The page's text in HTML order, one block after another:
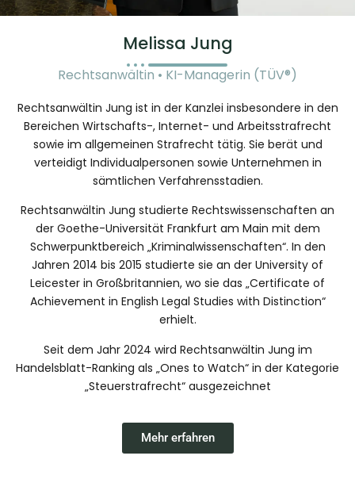
Melissa Jung
Rechtsanwältin • KI-Managerin (TÜV®)
Rechtsanwältin Jung ist in der Kanzlei insbesondere in den
Bereichen Wirtschafts-, Internet- und Arbeitsstrafrecht
sowie im allgemeinen Strafrecht tätig. Sie berät und
verteidigt Individualpersonen sowie Unternehmen in
sämtlichen Verfahrensstadien.
Rechtsanwältin Jung studierte Rechtswissenschaften an
der Goethe-Universität Frankfurt am Main mit dem
Schwerpunktbereich „Kriminalwissenschaften“. In den
Jahren 2014 bis 2015 studierte sie an der University of
Leicester in Großbritannien, wo sie das „Certificate of
Achievement in English Legal Studies with Distinction“
erhielt.
Seit dem Jahr 2024 wird Rechtsanwältin Jung im
Handelsblatt-Ranking als „Ones to Watch“ in der Kategorie
„Steuerstrafrecht“ ausgezeichnet
Mehr erfahren